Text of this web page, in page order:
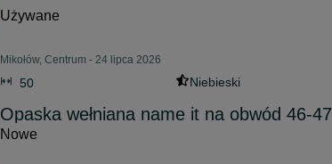
Używane
Mikołów, Centrum - 24 lipca 2026
50 Niebieski
Opaska wełniana name it na obwód 46-47
Nowe